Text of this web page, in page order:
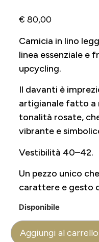
€ 80,00
Camicia in lino
linea essenziale e
upcycling.
Il davanti è
artigianale fatto a
tonalità rosate,
vibrante e
Vestibilità 40–42.
Un pezzo unico
carattere e gesto
Disponibile
Aggiungi al carrello